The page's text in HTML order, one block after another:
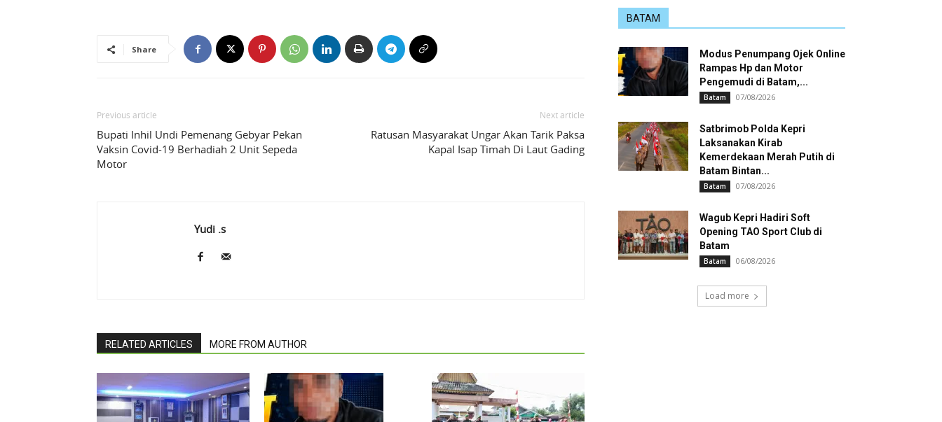
Share
Previous article
Bupati Inhil Undi Pemenang Gebyar Pekan
Vaksin Covid-19 Berhadiah 2 Unit Sepeda
Motor
Next article
Ratusan Masyarakat Ungar Akan Tarik Paksa
Kapal Isap Timah Di Laut Gading
Yudi .s
RELATED ARTICLES MORE FROM AUTHOR
BATAM
Modus Penumpang Ojek Online
Rampas Hp dan Motor
Pengemudi di Batam,...
Batam 07/08/2026
Satbrimob Polda Kepri
Laksanakan Kirab
Kemerdekaan Merah Putih di
Batam Bintan...
Batam 07/08/2026
Wagub Kepri Hadiri Soft
Opening TAO Sport Club di
Batam
Batam 06/08/2026
Load more